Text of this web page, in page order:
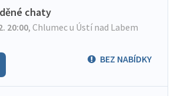
chaty
20:00, Chlumec u Ústí nad Labem
BEZ NABÍDKY